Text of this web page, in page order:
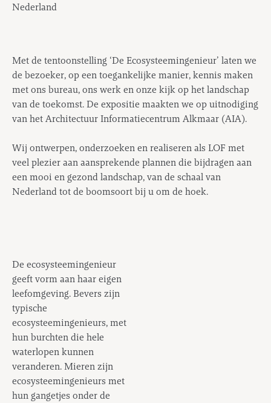
Nederland
Met de tentoonstelling ‘De Ecosysteemingenieur’ laten we
de bezoeker, op een toegankelijke manier, kennis maken
met ons bureau, ons werk en onze kijk op het landschap
van de toekomst. De expositie maakten we op uitnodiging
van het Architectuur Informatiecentrum Alkmaar (AIA).
Wij ontwerpen, onderzoeken en realiseren als LOF met
veel plezier aan aansprekende plannen die bijdragen aan
een mooi en gezond landschap, van de schaal van
Nederland tot de boomsoort bij u om de hoek.
De ecosysteemingenieur
geeft vorm aan haar eigen
leefomgeving. Bevers zijn
typische
ecosysteemingenieurs, met
hun burchten die hele
waterlopen kunnen
veranderen. Mieren zijn
ecosysteemingenieurs met
hun gangetjes onder de